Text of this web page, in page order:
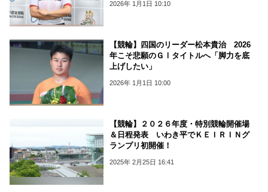
2026年 1月1日 10:10
【競輪】四国のリーダー松本貴治 2026
年こそ悲願のＧⅠタイトルへ「脚力を底
上げしたい」
2026年 1月1日 10:00
【競輪】２０２６年度・特別競輪開催場
＆日程発表 いわき平でＫＥＩＲＩＮグ
ランプリ初開催！
2025年 2月25日 16:41